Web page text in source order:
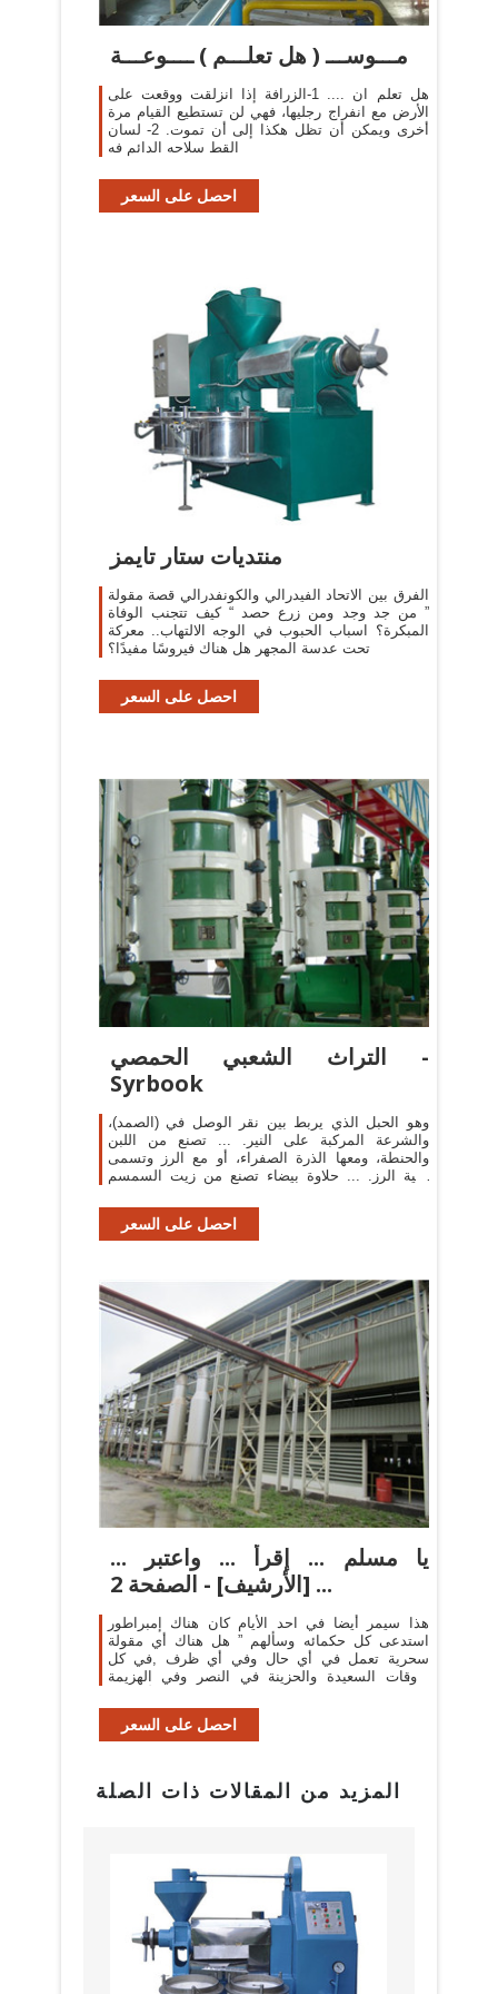
مـــوســـ ( هل تعلـــم ) ــــوعـــة
هل تعلم ان .... 1-الزرافة إذا انزلقت ووقعت على
الأرض مع انفراج رجليها، فهي لن تستطيع القيام مرة
أخرى ويمكن أن تظل هكذا إلى أن تموت. 2- لسان
القط سلاحه الدائم فه
احصل على السعر
منتديات ستار تايمز
الفرق بين الاتحاد الفيدرالي والكونفدرالي قصة مقولة
” من جد وجد ومن زرع حصد “ كيف تتجنب الوفاة
المبكرة؟ اسباب الحبوب في الوجه الالتهاب.. معركة
تحت عدسة المجهر هل هناك فيروسًا مفيدًا؟
احصل على السعر
التراث الشعبي الحمصي -
Syrbook
وهو الحبل الذي يربط بين نقر الوصل في (الصمد)،
والشرعة المركبة على النير. ... تصنع من اللبن
والحنطة، ومعها الذرة الصفراء، أو مع الرز وتسمى
لبنية الرز. ... حلاوة بيضاء تصنع من زيت السمسم
احصل على السعر
يا مسلم ... إقرأ ... واعتبر ...
[الأرشيف] - الصفحة 2 ...
هذا سيمر أيضا في احد الأيام كان هناك إمبراطور
استدعى كل حكمائه وسألهم ” هل هناك أي مقولة
سحرية تعمل في أي حال وفي أي ظرف ,في كل
الأوقات السعيدة والحزينة في النصر وفي الهزيمة
احصل على السعر
المزيد من المقالات ذات الصلة